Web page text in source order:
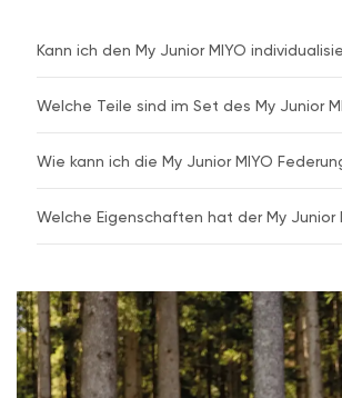
Kann ich den My Junior MIYO
Welche Teile sind im Set des My Junior
Wie kann ich die My Junior MIYO
Welche Eigenschaften hat der My Junior